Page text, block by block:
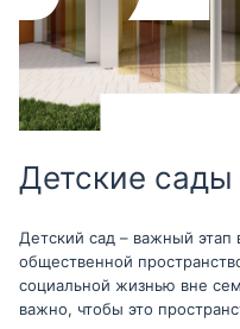
Детские сады
Детский сад – важный
общественной
социальной жизнью вне
важно, чтобы это